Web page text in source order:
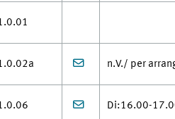
n.V./ per
Di:16.00-